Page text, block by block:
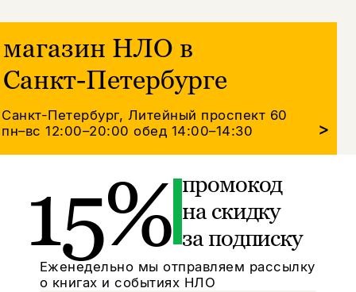
магазин НЛО в
Санкт-Петербурге
Санкт-Петербург, Литейный проспект 60
пн–вс 12:00–20:00обед 14:00–14:30 >
15% промокод
на скидку
за подписку
Еженедельно мы отправляем рассылку
о книгах и событиях НЛО